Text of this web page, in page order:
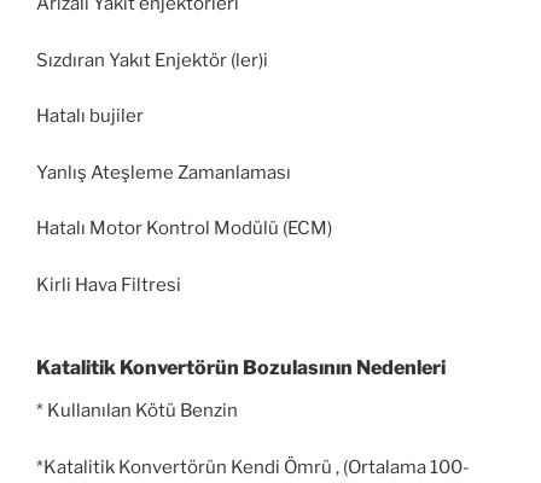
Sızdıran Yakıt Enjektör (ler)i
Hatalı bujiler
Yanlış Ateşleme Zamanlaması
Hatalı Motor Kontrol Modülü (ECM)
Kirli Hava Filtresi
Katalitik Konvertörün Bozulasının Nedenleri
* Kullanılan Kötü Benzin
*Katalitik Konvertörün Kendi Ömrü , (Ortalama 100-